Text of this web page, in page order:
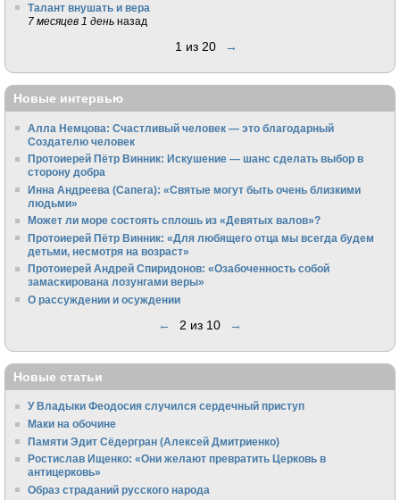
Талант внушать и вера
7 месяцев 1 день назад
1 из 20 →
Новые интервью
Алла Немцова: Счастливый человек — это благодарный
Создателю человек
Протоиерей Пётр Винник: Искушение — шанс сделать выбор в
сторону добра
Инна Андреева (Сапега): «Святые могут быть очень близкими
людьми»
Может ли море состоять сплошь из «Девятых валов»?
Протоиерей Пётр Винник: «Для любящего отца мы всегда будем
детьми, несмотря на возраст»
Протоиерей Андрей Спиридонов: «Озабоченность собой
замаскирована лозунгами веры»
О рассуждении и осуждении
← 2 из 10 →
Новые статьи
У Владыки Феодосия случился сердечный приступ
Маки на обочине
Памяти Эдит Сёдергран (Алексей Дмитриенко)
Ростислав Ищенко: «Они желают превратить Церковь в
антицерковь»
Образ страданий русского народа